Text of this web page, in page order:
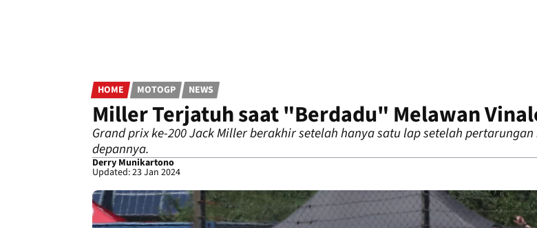
HOME MOTOGP NEWS
Miller Terjatuh saat "Berdadu" Melawan
Grand prix ke-200 Jack Miller berakhir setelah hanya satu lap setelah
depannya.
Derry Munikartono
Updated: 23 Jan 2024